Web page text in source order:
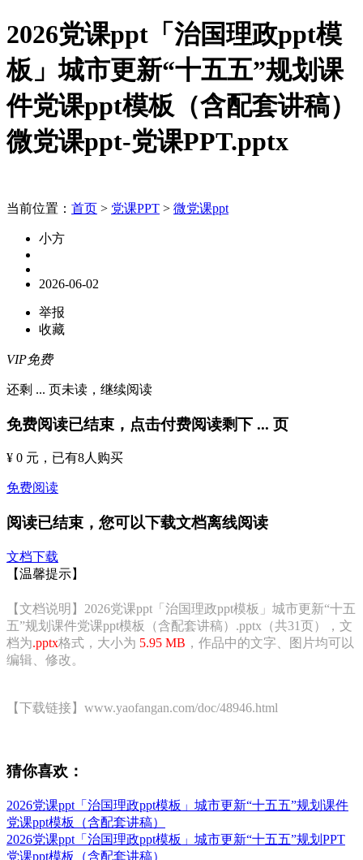
2026党课ppt「治国理政ppt模
板」城市更新“十五五”规划课
件党课ppt模板（含配套讲稿）
微党课ppt-党课PPT.pptx
当前位置： 首页 > 党课PPT > 微党课ppt
小方
2026-06-02
举报
收藏
VIP免费
还剩 ... 页未读， 继续阅读
免费阅读已结束，点击付费阅读剩下 ... 页
¥ 0 元 ，已有8人购买
免费阅读
阅读已结束，您可以下载文档离线阅读
文档下载
【温馨提示】
【文档说明】2026党课ppt「治国理政ppt模板」城市更新“十五
五”规划课件党课ppt模板（含配套讲稿）.pptx（共31页），文
档为.pptx格式，大小为 5.95 MB ，作品中的文字、图片均可以
编辑、修改。
【下载链接】www.yaofangan.com/doc/48946.html
猜你喜欢：
2026党课ppt「治国理政ppt模板」城市更新“十五五”规划课件
党课ppt模板（含配套讲稿）
2026党课ppt「治国理政ppt模板」城市更新“十五五”规划PPT
党课ppt模板（含配套讲稿）